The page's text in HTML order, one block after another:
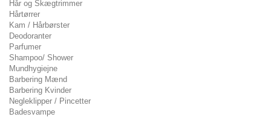
Hår og Skægtrimmer
Hårtørrer
Kam / Hårbørster
Deodoranter
Parfumer
Shampoo/ Shower
Mundhygiejne
Barbering Mænd
Barbering Kvinder
Negleklipper / Pincetter
Badesvampe